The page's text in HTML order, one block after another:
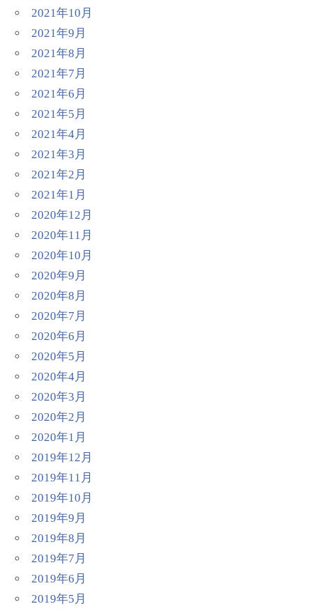
2021年10月
2021年9月
2021年8月
2021年7月
2021年6月
2021年5月
2021年4月
2021年3月
2021年2月
2021年1月
2020年12月
2020年11月
2020年10月
2020年9月
2020年8月
2020年7月
2020年6月
2020年5月
2020年4月
2020年3月
2020年2月
2020年1月
2019年12月
2019年11月
2019年10月
2019年9月
2019年8月
2019年7月
2019年6月
2019年5月